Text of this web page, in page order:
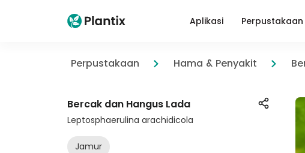
Aplikasi Perpustakaan
Perpustakaan Hama & Penyakit
Bercak dan Hangus Lada
Leptosphaerulina arachidicola
Jamur